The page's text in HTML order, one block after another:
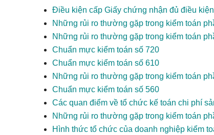
Điều kiện cấp Giấy chứng nhận đủ điều
Những rủi ro thường gặp trong kiểm toán
Những rủi ro thường gặp trong kiểm toán
Chuẩn mực kiểm toán số 720
Chuẩn mực kiểm toán số 610
Những rủi ro thường gặp trong kiểm toán
Chuẩn mực kiểm toán số 560
Các quan điểm về tổ chức kế toán chi phí
Những rủi ro thường gặp trong kiểm toán
Hình thức tổ chức của doanh nghiệp kiểm